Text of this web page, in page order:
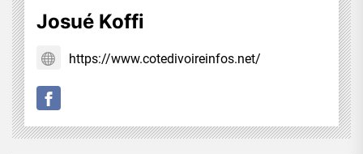
Josué Koffi
https://www.cotedivoireinfos.net/